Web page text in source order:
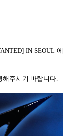
IN SEOUL 에
해주시기 바랍니다.